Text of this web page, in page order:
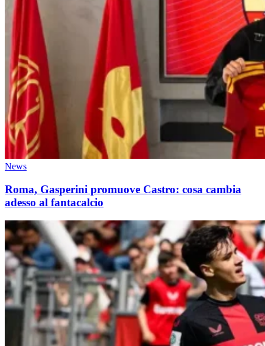
News
Roma, Gasperini promuove Castro: cosa cambia
adesso al fantacalcio